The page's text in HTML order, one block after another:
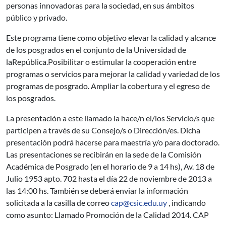
personas innovadoras para la sociedad, en sus ámbitos
público y privado.
Este programa tiene como objetivo elevar la calidad y alcance
de los posgrados en el conjunto de la Universidad de
laRepública.Posibilitar o estimular la cooperación entre
programas o servicios para mejorar la calidad y variedad de los
programas de posgrado. Ampliar la cobertura y el egreso de
los posgrados.
La presentación a este llamado la hace/n el/los Servicio/s que
participen a través de su Consejo/s o Dirección/es. Dicha
presentación podrá hacerse para maestría y/o para doctorado.
Las presentaciones se recibirán en la sede de la Comisión
Académica de Posgrado (en el horario de 9 a 14 hs), Av. 18 de
Julio 1953 apto. 702 hasta el día 22 de noviembre de 2013 a
las 14:00 hs. También se deberá enviar la información
solicitada a la casilla de correocap@csic.edu.uy , indicando
como asunto: Llamado Promoción de la Calidad 2014. CAP